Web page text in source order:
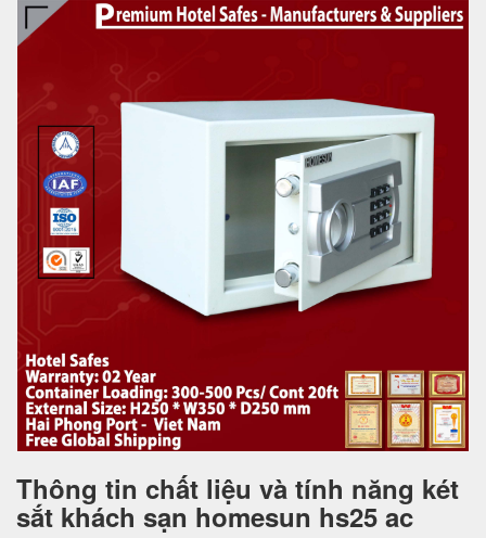
Thông tin chất liệu và tính năng két
sắt khách sạn homesun hs25 ac